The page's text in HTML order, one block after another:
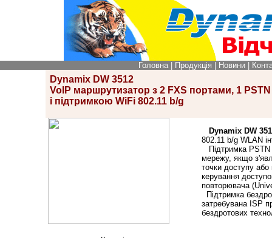
Головна Продукція Новини
Dynamix DW 3512
VoIP маршрутизатор з 2 FXS портами, 1
і підтримкою WiFi 802.11 b/g
Dynamix DW
802.11 b/g WLAN
Підтримка PSTN
мережу, якщо
точки доступу
керування
повторювача
Підтримка
затребувана ІSP
бездротових